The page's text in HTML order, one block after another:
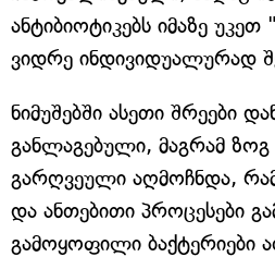
ანტიბიოტიკებს იმაზე
ვიდრე ინდივიდუალურად
ნიმუშებში ასეთი შრეები
განლაგებული, მაგრამ ზოგ
გარღვეული აღმოჩნდა,
და ანთებითი პროცესები
გამოყოფილი